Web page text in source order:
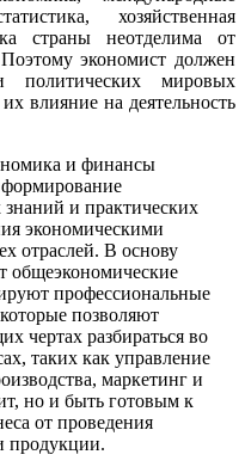
хозяйственная
страны неотделима от
экономист должен
мировых
влияние на деятельность
и финансы
и практических
экономическими
отраслей. В основу
общеэкономические
профессиональные
позволяют
чертах разбираться во
таких как управление
маркетинг и
но и быть готовым к
от проведения
продукции.